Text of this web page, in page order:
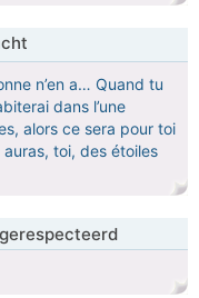
n’en a… Quand tu
dans l’une
alors ce sera pour toi
toi, des étoiles